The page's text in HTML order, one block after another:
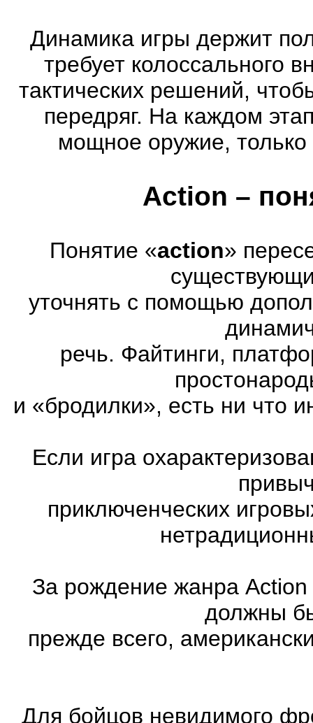
Динамика игры держит
требует колоссального
тактических решений,
передряг. На каждом
мощное оружие, только
Action –
Понятие «action»
уточнять с помощью
речь. Файтинги,
и «бродилки», есть ни что
Если игра
приключенческих
За рождение жанра
должны
прежде всего,
Для бойцов невидимого